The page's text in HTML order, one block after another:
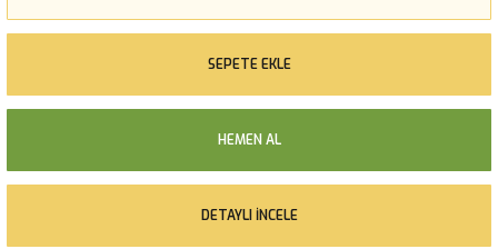
SEPETE EKLE
HEMEN AL
DETAYLI İNCELE